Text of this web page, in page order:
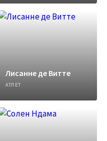
Лисанне де Витте
АТЛЕТ